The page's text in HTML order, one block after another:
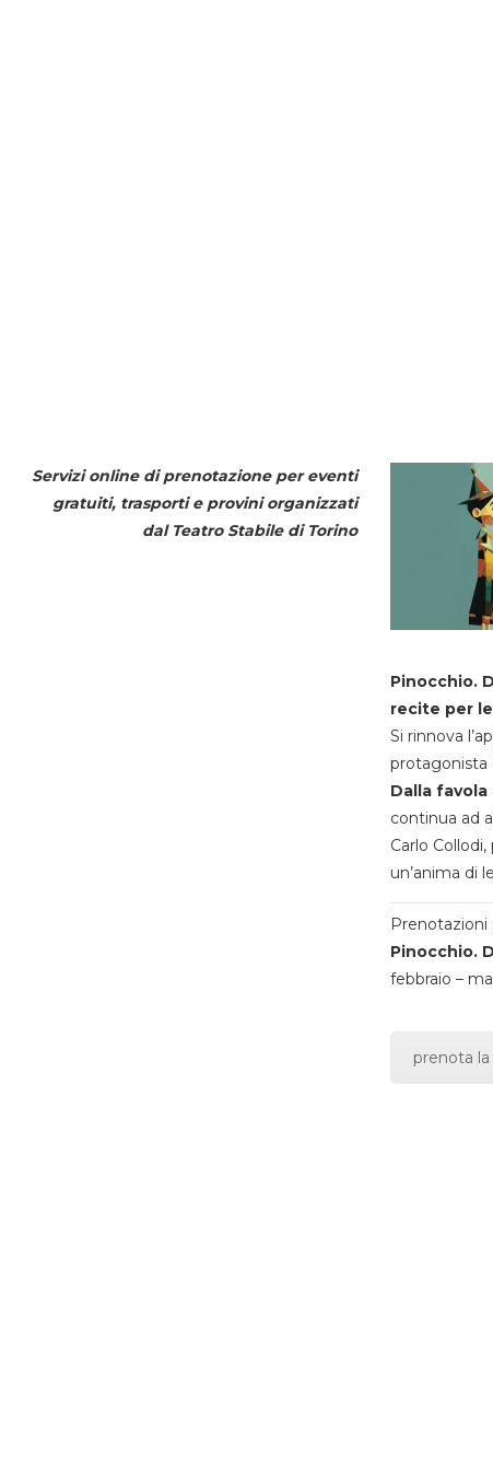
Servizi online di prenotazione per eventi
gratuiti, trasporti e provini organizzati
dal Teatro Stabile di Torino
Pinocchio.
recite per
Si rinnova
protagonista
Dalla
continua ad
Carlo
un’anima di
Prenotazioni
Pinocchio.
febbraio –
prenota